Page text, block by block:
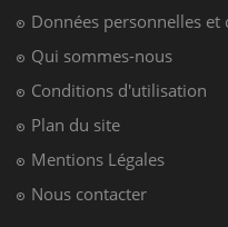
Données personnelles et
Qui sommes-nous
Conditions d'utilisation
Plan du site
Mentions Légales
Nous contacter